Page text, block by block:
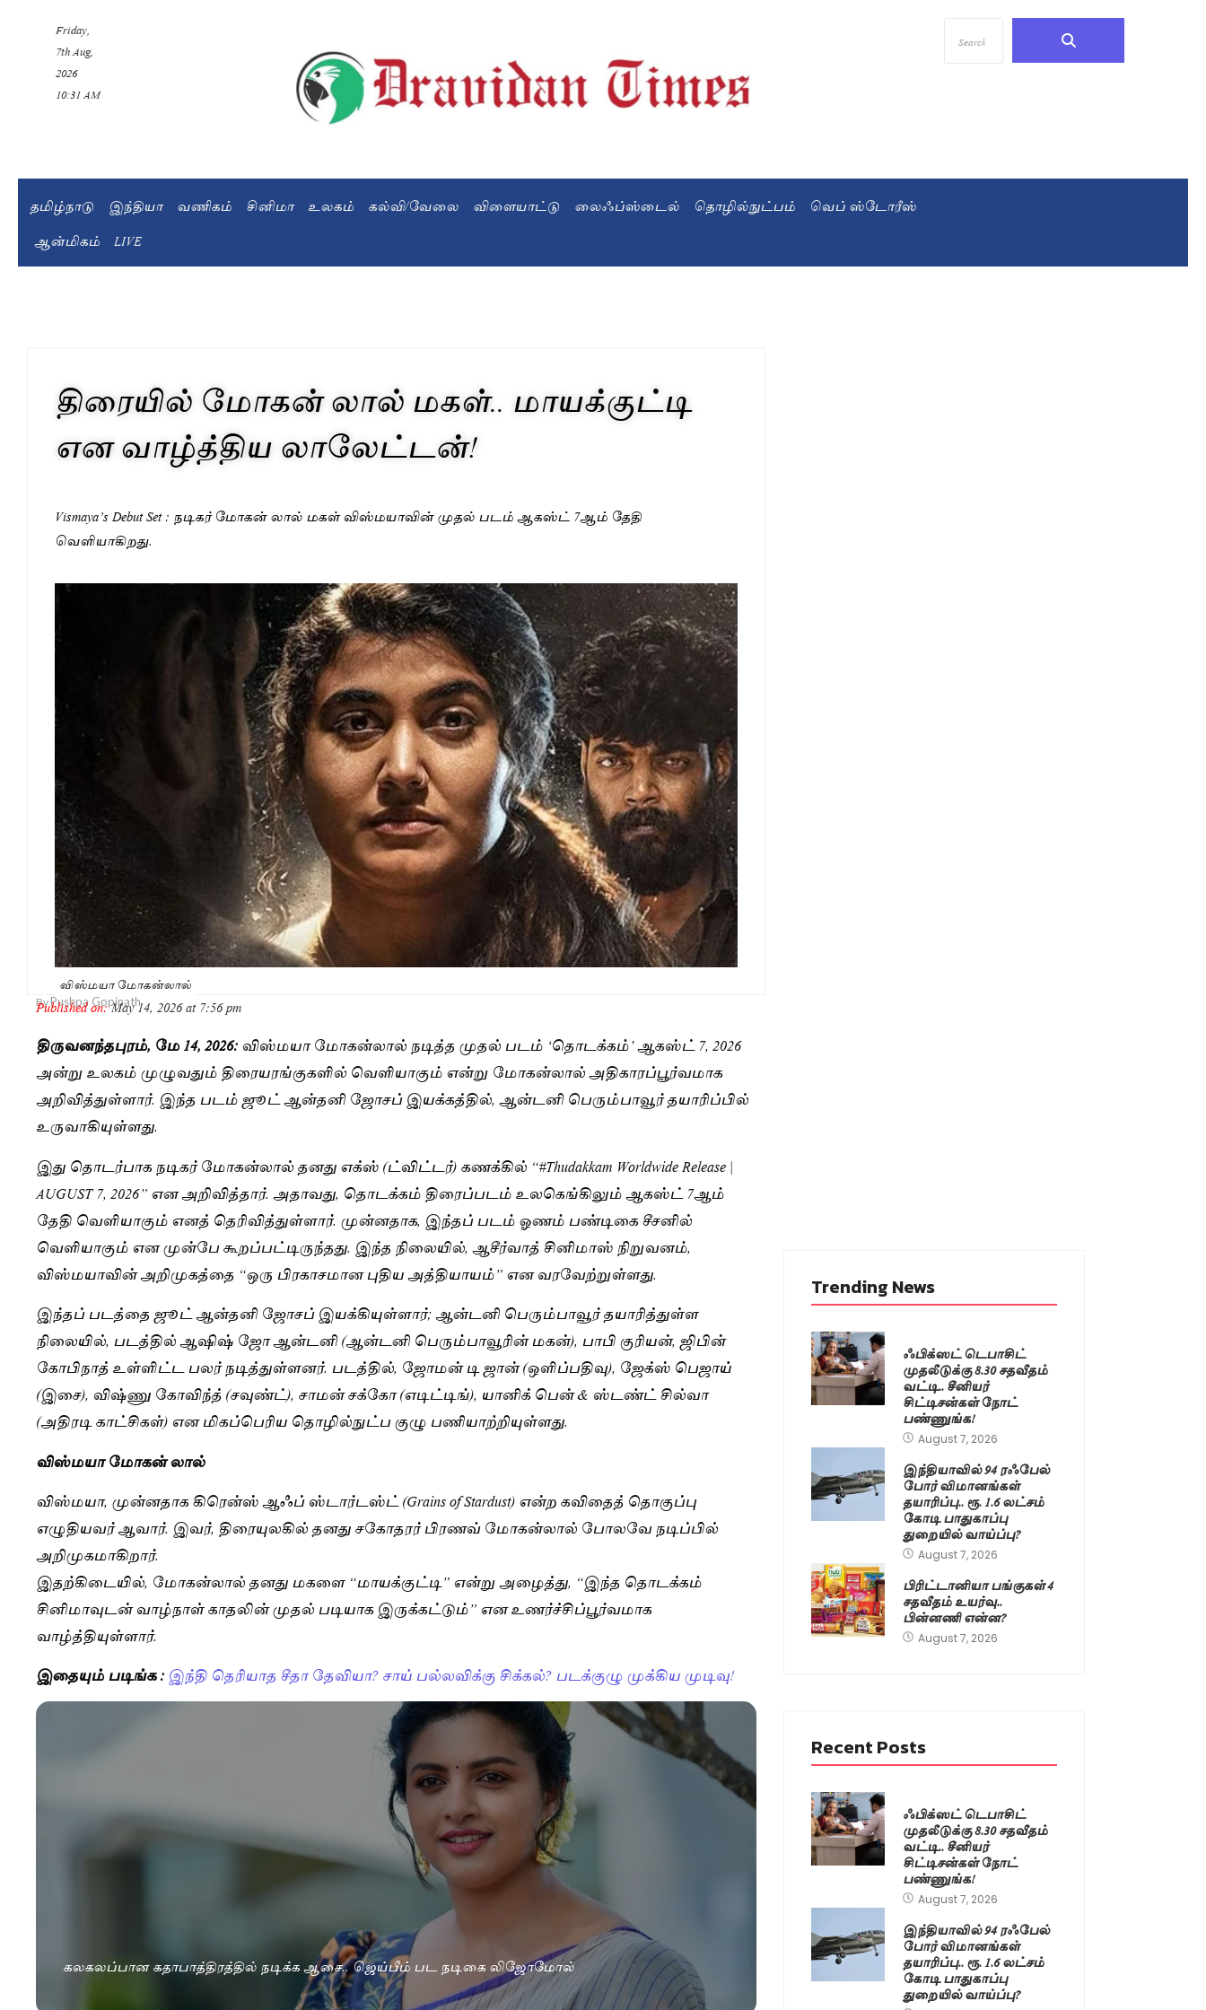
Friday,
7th Aug,
2026
10:31 AM
தமிழ்நாடு இந்தியா வணிகம் சினிமா உலகம் கல்வி/வேலை விளையாட்டு லைஃப்ஸ்டைல் தொழில்நுட்பம்
வெப் ஸ்டோரீஸ்
ஆன்மிகம்
LIVE
திரையில் மோகன் லால் மகள்.. மாயக்குட்டி
என வாழ்த்திய லாலேட்டன்!
Vismaya’s Debut Set : நடிகர் மோகன் லால் மகள் விஸ்மயாவின் முதல் படம் ஆகஸ்ட் 7ஆம் தேதி
வெளியாகிறது.
விஸ்மயா மோகன்லால்
By Pushpa Gopinath
Published on:May 14, 2026 at 7:56 pm
திருவனந்தபுரம், மே 14, 2026:விஸ்மயா மோகன்லால் நடித்த முதல் படம் ‘தொடக்கம்’ ஆகஸ்ட் 7, 2026
அன்று உலகம் முழுவதும் திரையரங்குகளில் வெளியாகும் என்று மோகன்லால் அதிகாரப்பூர்வமாக
அறிவித்துள்ளார். இந்த படம் ஜூட் ஆன்தனி ஜோசப் இயக்கத்தில், ஆன்டனி பெரும்பாவூர் தயாரிப்பில்
உருவாகியுள்ளது.
இது தொடர்பாக நடிகர் மோகன்லால் தனது எக்ஸ் (ட்விட்டர்) கணக்கில் “#Thudakkam Worldwide Release |
AUGUST 7, 2026” என அறிவித்தார். அதாவது, தொடக்கம் திரைப்படம் உலகெங்கிலும் ஆகஸ்ட் 7ஆம்
தேதி வெளியாகும் எனத் தெரிவித்துள்ளார். முன்னதாக, இந்தப் படம் ஓணம் பண்டிகை சீசனில்
வெளியாகும் என முன்பே கூறப்பட்டிருந்தது. இந்த நிலையில், ஆசீர்வாத் சினிமாஸ் நிறுவனம்,
விஸ்மயாவின் அறிமுகத்தை “ஒரு பிரகாசமான புதிய அத்தியாயம்” என வரவேற்றுள்ளது.
இந்தப் படத்தை ஜூட் ஆன்தனி ஜோசப் இயக்கியுள்ளார்; ஆன்டனி பெரும்பாவூர் தயாரித்துள்ள
நிலையில், படத்தில் ஆஷிஷ் ஜோ ஆன்டனி (ஆன்டனி பெரும்பாவூரின் மகன்), பாபி குரியன், ஜிபின்
கோபிநாத் உள்ளிட்ட பலர் நடித்துள்ளனர். படத்தில், ஜோமன் டி ஜான் (ஒளிப்பதிவு), ஜேக்ஸ் பெஜாய்
(இசை), விஷ்ணு கோவிந்த் (சவுண்ட்), சாமன் சக்கோ (எடிட்டிங்), யானிக் பென் & ஸ்டண்ட் சில்வா
(அதிரடி காட்சிகள்) என மிகப்பெரிய தொழில்நுட்ப குழு பணியாற்றியுள்ளது.
விஸ்மயா மோகன் லால்
விஸ்மயா, முன்னதாக கிரென்ஸ் ஆஃப் ஸ்டார்டஸ்ட் (Grains of Stardust) என்ற கவிதைத் தொகுப்பு
எழுதியவர் ஆவார். இவர், திரையுலகில் தனது சகோதரர் பிரணவ் மோகன்லால் போலவே நடிப்பில்
அறிமுகமாகிறார்.
இதற்கிடையில், மோகன்லால் தனது மகளை “மாயக்குட்டி” என்று அழைத்து, “இந்த தொடக்கம்
சினிமாவுடன் வாழ்நாள் காதலின் முதல் படியாக இருக்கட்டும்” என உணர்ச்சிப்பூர்வமாக
வாழ்த்தியுள்ளார்.
இதையும் படிங்க : இந்தி தெரியாத சீதா தேவியா? சாய் பல்லவிக்கு சிக்கல்? படக்குழு முக்கிய முடிவு!
கலகலப்பான கதாபாத்திரத்தில் நடிக்க ஆசை.. ஜெய்பீம் பட நடிகை லிஜோமோல்
Trending News
ஃபிக்ஸட் டெபாசிட்
முதலீடுக்கு 8.30 சதவீதம்
வட்டி.. சீனியர்
சிட்டிசன்கள் நோட்
பண்ணுங்க!
August 7, 2026
இந்தியாவில் 94 ரஃபேல்
போர் விமானங்கள்
தயாரிப்பு.. ரூ. 1.6 லட்சம்
கோடி பாதுகாப்பு
துறையில் வாய்ப்பு?
August 7, 2026
பிரிட்டானியா பங்குகள் 4
சதவீதம் உயர்வு..
பின்னணி என்ன?
August 7, 2026
Recent Posts
ஃபிக்ஸட் டெபாசிட்
முதலீடுக்கு 8.30 சதவீதம்
வட்டி.. சீனியர்
சிட்டிசன்கள் நோட்
பண்ணுங்க!
August 7, 2026
இந்தியாவில் 94 ரஃபேல்
போர் விமானங்கள்
தயாரிப்பு.. ரூ. 1.6 லட்சம்
கோடி பாதுகாப்பு
துறையில் வாய்ப்பு?